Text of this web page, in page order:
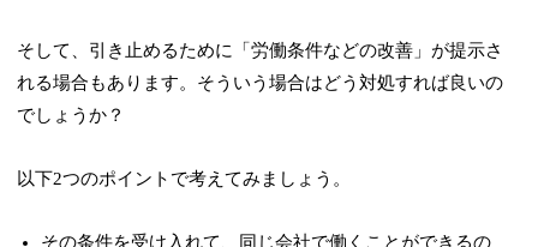
そして、引き止めるために「労働条件などの改善」が提示さ
れる場合もあります。そういう場合はどう対処すれば良いの
でしょうか？
以下2つのポイントで考えてみましょう。
その条件を受け入れて、同じ会社で働くことができるの